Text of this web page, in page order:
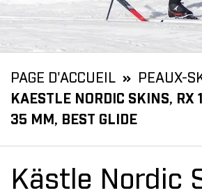
PAGE D'ACCUEIL
PEAUX-
KAESTLE NORDIC SKINS,
35 MM, BEST GLIDE
Kästle Nordic